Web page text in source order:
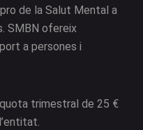
de la Salut Mental a
SMBN ofereix
a persones i
trimestral de 25 €